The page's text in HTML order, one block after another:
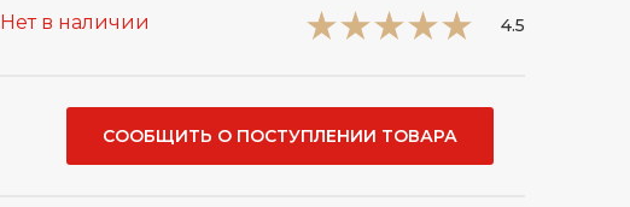
Нет в наличии 4.5
СООБЩИТЬ О ПОСТУПЛЕНИИ ТОВАРА